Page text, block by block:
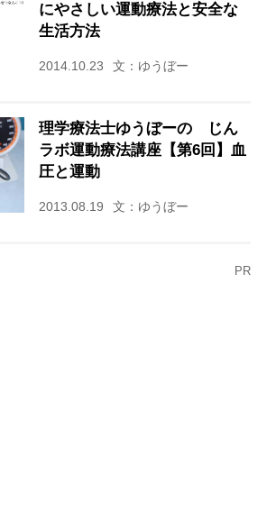
にやさしい運動療法と安全な
生活方法
2014.10.23 文：ゆうぼー
理学療法士ゆうぼーの じん
ラボ運動療法講座【第6回】血
圧と運動
2013.08.19 文：ゆうぼー
PR